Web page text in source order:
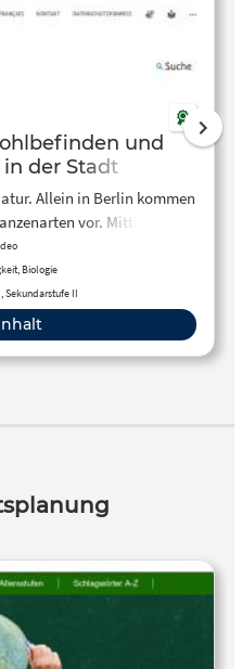
und
der Stadt
Allein in Berlin kommen
vor. Mittlerweile
deutschen Bevölkerung in
wichtiger denn je, denn es
Lebensqualität. Die
Arten- und Biotopvielfalt in
hat sie die Initiative
zum Schutz der Stadtnatur
Biologie
Sekundarstufe II